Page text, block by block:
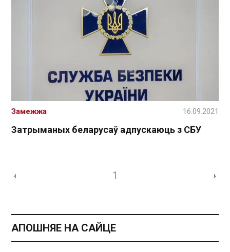
Затрыманых беларусаў адпускаюць з СБУ
Замежжа 16.09.2021
‹ 1 ›
АПОШНЯЕ НА САЙЦЕ